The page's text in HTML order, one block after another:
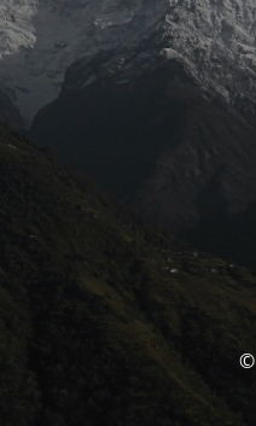
©